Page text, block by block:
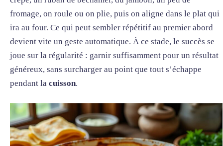
fromage, on roule ou on plie, puis on aligne dans le plat qui
ira au four. Ce qui peut sembler répétitif au premier abord
devient vite un geste automatique. À ce stade, le succès se
joue sur la régularité : garnir suffisamment pour un résultat
généreux, sans surcharger au point que tout s’échappe
pendant la cuisson.